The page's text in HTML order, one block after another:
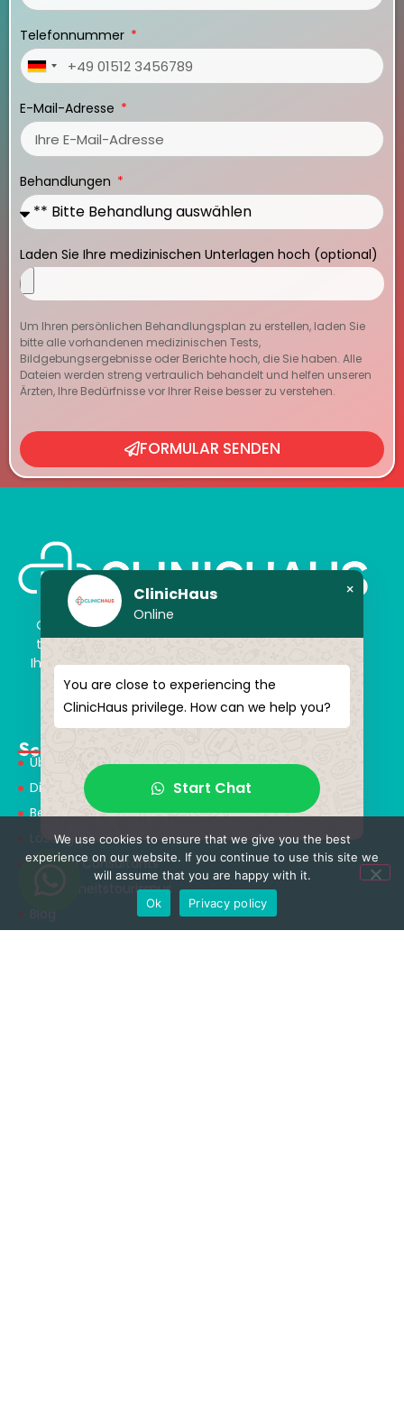
Telefonnummer
Germany
E-Mail-Adresse
Behandlungen
Laden Sie Ihre medizinischen Unterlagen hoch (optional)
Um Ihren persönlichen Behandlungsplan zu erstellen, laden Sie
bitte alle vorhandenen medizinischen Tests,
Bildgebungsergebnisse oder Berichte hoch, die Sie haben. Alle
Dateien werden streng vertraulich behandelt und helfen unseren
Ärzten, Ihre Bedürfnisse vor Ihrer Reise besser zu verstehen.
FORMULAR SENDEN
ClinicHaus bietet Ihnen die Innovation, von der Sie
träumen, professionell und mit dem Versprechen,
Ihnen magische Akzente zu verleihen. Schenken Sie
sich selbst ein neues „Ich“.
Schnellmenü
Über Uns
Dienstleistungen
Behandlungen
Lösungspartner
Medical Consultants
Gesundheitstourismus
Blog
ClinicHaus
Online
×
You are close to experiencing the
ClinicHaus privilege. How can we help you?
Start Chat
We use cookies to ensure that we give you the best
experience on our website. If you continue to use this site we
will assume that you are happy with it.
Ok
Privacy policy